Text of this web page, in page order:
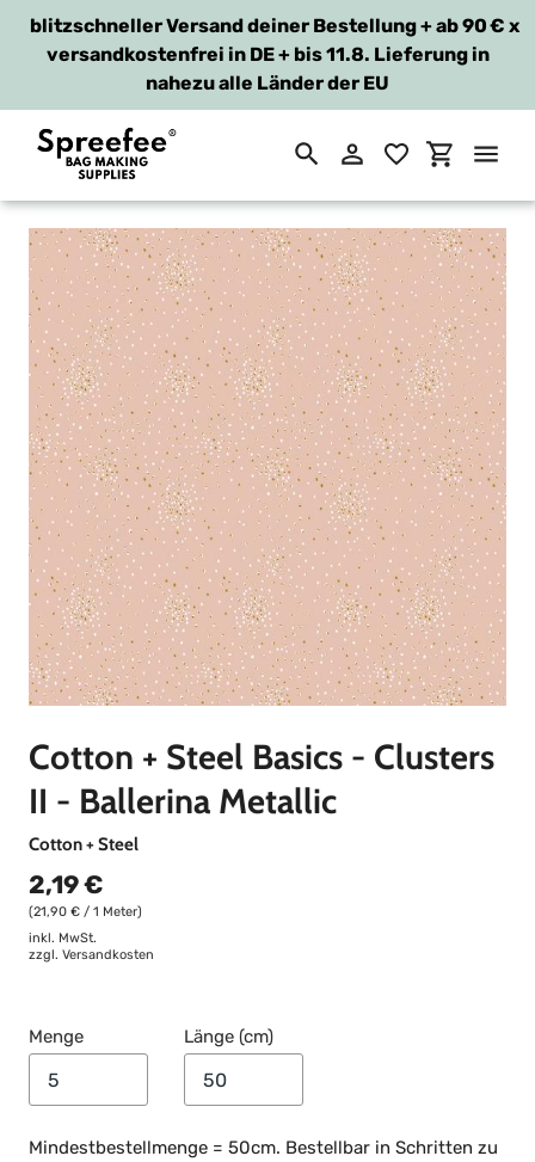
Direkt
zum
Inhalt
blitzschneller Versand deiner Bestellung + ab 90 €
versandkostenfrei in DE + bis 11.8. Lieferung in
nahezu alle Länder der EU
x
SuchenEinloggen
Cotton + Steel Basics - Clusters
II - Ballerina Metallic
Cotton + Steel
2,19 €
(21,90 € / 1 Meter)
inkl. MwSt.
zzgl. Versandkosten
Menge Länge (cm)
Mindestbestellmenge = 50cm. Bestellbar in Schritten zu